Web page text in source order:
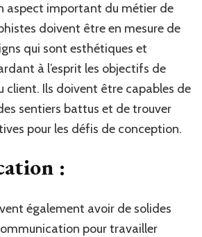
aspect important du métier de
doivent être en mesure de
qui sont esthétiques et
à l’esprit les objectifs de
client. Ils doivent être capables de
sentiers battus et de trouver
pour les défis de conception.
:
également avoir de solides
pour travailler